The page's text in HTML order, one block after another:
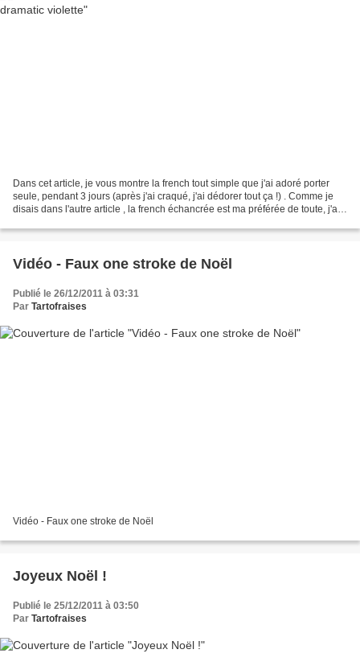
Dans cet article, je vous montre la french tout simple que j'ai adoré porter
seule, pendant 3 jours (après j'ai craqué, j'ai dédorer tout ça !) . Comme je
disais dans l'autre article , la french échancrée est ma préférée de toute, j'ai
Vidéo - Faux one stroke de Noël
Publié le 26/12/2011 à 03:31
Par Tartofraises
Vidéo - Faux one stroke de Noël
Joyeux Noël !
Publié le 25/12/2011 à 03:50
Par Tartofraises